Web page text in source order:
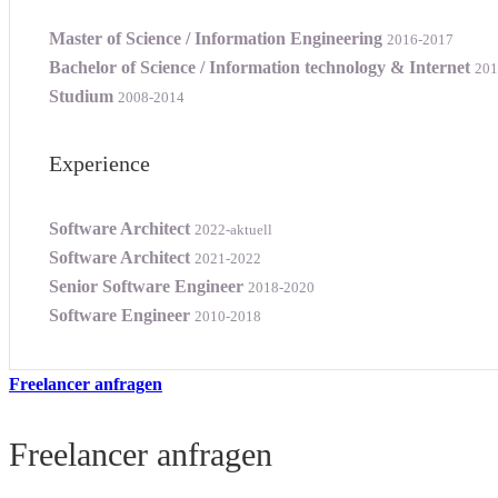
Master of Science / Information Engineering 2016-2017
Bachelor of Science / Information technology & Internet
Studium 2008-2014
Experience
Software Architect 2022-aktuell
Software Architect 2021-2022
Senior Software Engineer 2018-2020
Software Engineer 2010-2018
Freelancer anfragen
Freelancer anfragen